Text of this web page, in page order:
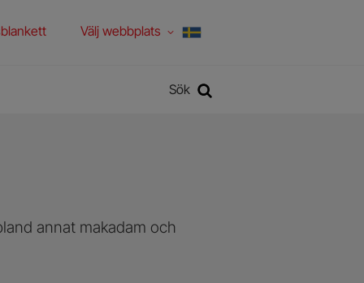
Välj webbplats
Sök
annat makadam och